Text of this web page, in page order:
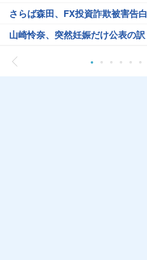
さらば森田、FX投資詐欺被害告白
山崎怜奈、突然妊娠だけ公表の訳